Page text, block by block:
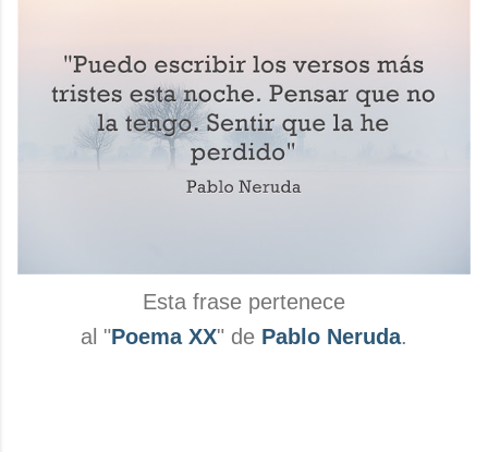
Esta frase pertenece
al "Poema XX" de Pablo Neruda.